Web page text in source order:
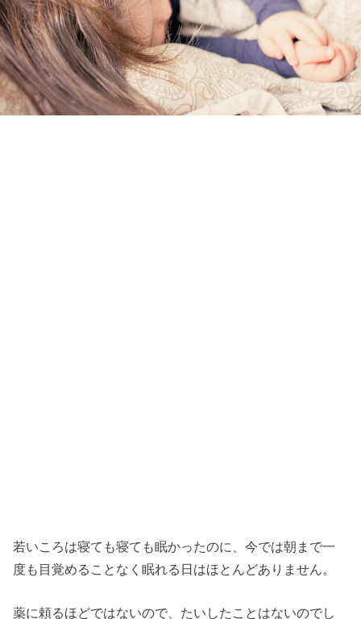
若いころは寝ても寝ても眠かったのに、今では朝まで一
度も目覚めることなく眠れる日はほとんどありません。
薬に頼るほどではないので、たいしたことはないのでし